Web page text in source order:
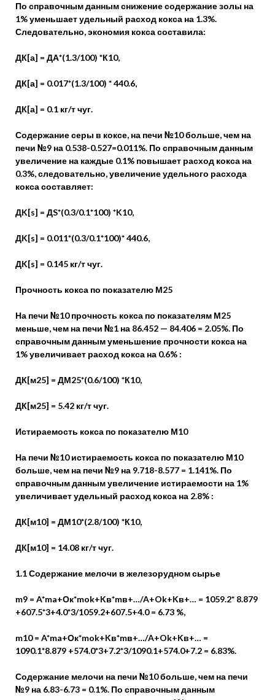
По справочным данным снижение содержание золы на
1% уменьшает удельный расход кокса на 1.3%.
Следовательно, экономия кокса составила:
ДК[а] = ДА*(1.3/100) *К10,
ДК[а] = 0.017*(1.3/100) * 440.6,
ДК[а] = 0.1 кг/т чуг.
Содержание серы в коксе, на печи №10 больше, чем на
печи №9 на 0.538-0.527=0.011%. По справочным данным
увеличение на каждые 0.1% повышает расход кокса на
0.3%, следовательно, увеличение удельного расхода
кокса составляет:
ДK[s] = ДS*(0.3/0.1*100) *K10,
ДK[s] = 0.011*(0.3/0.1*100)* 440.6,
ДK[s] = 0.145 кг/т чуг.
Прочность кокса по показателю М25
На печи №10 прочность кокса по показателям М25
меньше, чем на печи №1 на 86.452 — 84.406 = 2.05%. По
справочным данным уменьшение прочности кокса на
1% увеличивает расход кокса на 0.6% :
ДК[м25] = ДМ25*(0.6/100) *К10,
ДК[м25] = 5.42 кг/т чуг.
Истираемость кокса по показателю М10
На печи №10 истираемость кокса по показателю М10
больше, чем на печи №9 на 9.718-8.577 = 1.141%. По
справочным данным увеличение истираемости на 1%
увеличивает удельный расход кокса на 2.8% :
ДК[м10] = ДМ10*(2.8/100) *К10,
ДК[м10] = 14.08 кг/т чуг.
1.1 Содержание мелочи в железорудном сырье
m9 = A*ma+Ок*mok+Kв*mв+…/A+Ok+Kв+… = 1059.2* 8.879
+607.5*3+4.0*3/1059.2+607.5+4.0 = 6.73 %,
m10 = A*ma+Ок*mok+Kв*mв+…/A+Ok+Kв+… =
1090.1*8.879 +574.0*3+7.2*3/1090.1+574.0+7.2 = 6.83%.
Содержание мелочи на печи №10 больше, чем на печи
№9 на 6.83-6.73 = 0.1%. По справочным данным